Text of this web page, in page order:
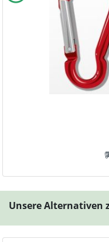
Unsere Alternativen